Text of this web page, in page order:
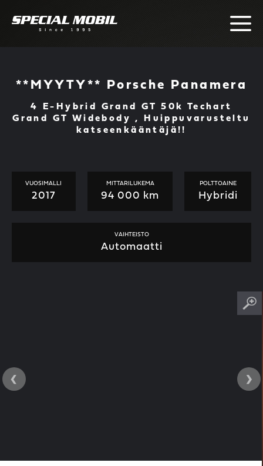
**MYYTY** Porsche Panamera
4 E-Hybrid Grand GT 50k Techart
Grand GT Widebody , Huippuvarusteltu
katseenkääntäjä!!
VUOSIMALLI
2017
MITTARILUKEMA
94 000 km
POLTTOAINE
Hybridi
VAIHTEISTO
Automaatti
‹ ›